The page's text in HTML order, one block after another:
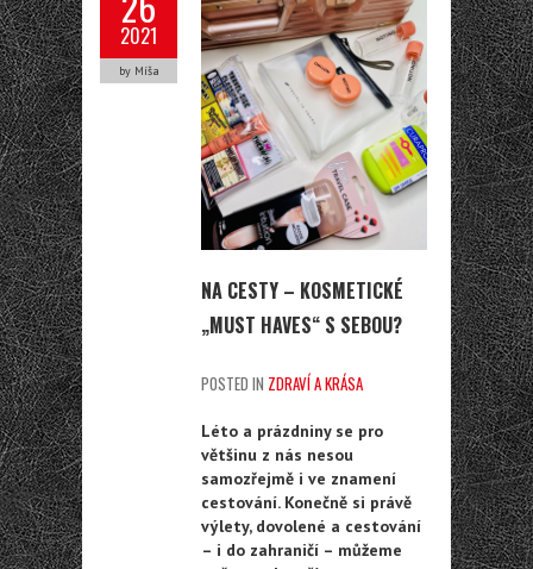
2021
by Míša
NA CESTY – KOSMETICKÉ
„MUST HAVES“ S SEBOU?
POSTED IN ZDRAVÍ A KRÁSA
Léto a prázdniny se pro
většinu z nás nesou
samozřejmě i ve znamení
cestování. Konečně si právě
výlety, dovolené a cestování
– i do zahraničí – můžeme